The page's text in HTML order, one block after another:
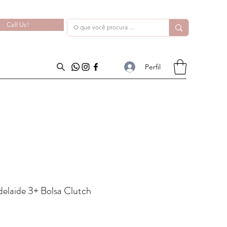
Call Us!
Perfil
3+ Bolsa Clutch